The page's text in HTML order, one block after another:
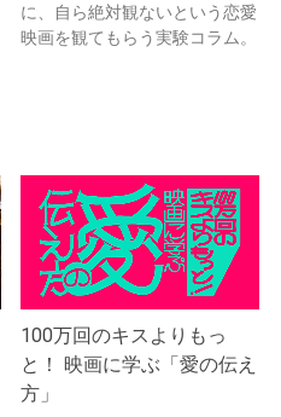
に、自ら絶対観ないという恋愛
映画を観てもらう実験コラム。
100万回のキスよりもっ
と！ 映画に学ぶ「愛の伝え
方」